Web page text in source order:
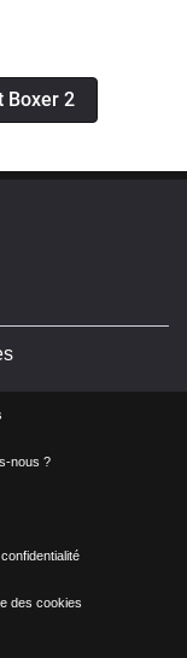
Boxer 2
nous ?
des cookies